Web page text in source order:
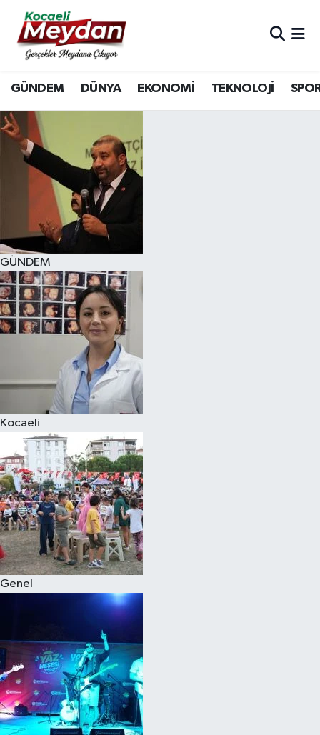
GÜNDEM DÜNYA EKONOMİ TEKNOLOJİ
GÜNDEM
Kocaeli
Genel
Nöbetçi Eczaneler
Hava Durumu
Trafik Durumu
Süper Lig Puan Durumu ve Fikstür
Tüm Manşetler
Son Dakika Haberleri
Haber Arşivi